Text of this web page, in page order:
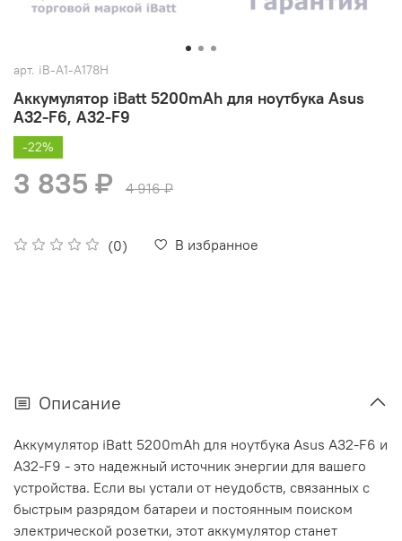
арт. iB-A1-A178H
Аккумулятор iBatt 5200mAh для ноутбука Asus
A32-F6, A32-F9
(0) В избранное
-22%
3 835 ₽ 4 916 ₽
Описание
Аккумулятор iBatt 5200mAh для ноутбука Asus A32-F6 и
A32-F9 - это надежный источник энергии для вашего
устройства. Если вы устали от неудобств, связанных с
быстрым разрядом батареи и постоянным поиском
электрической розетки, этот аккумулятор станет